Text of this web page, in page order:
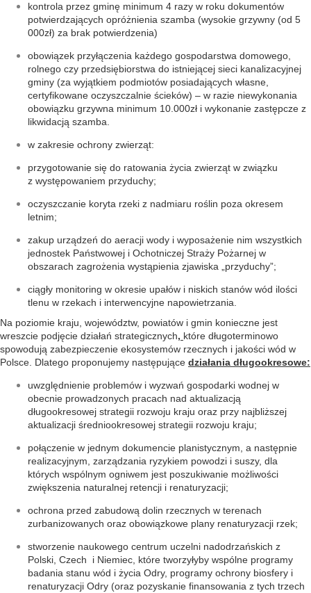
kontrola przez gminę minimum 4 razy w roku dokumentów
potwierdzających opróżnienia szamba (wysokie grzywny (od 5
000zł) za brak potwierdzenia)
obowiązek przyłączenia każdego gospodarstwa domowego,
rolnego czy przedsiębiorstwa do istniejącej sieci kanalizacyjnej
gminy (za wyjątkiem podmiotów posiadających własne,
certyfikowane oczyszczalnie ścieków) – w razie niewykonania
obowiązku grzywna minimum 10.000zł i wykonanie zastępcze z
likwidacją szamba.
w zakresie ochrony zwierząt:
przygotowanie się do ratowania życia zwierząt w związku
z występowaniem przyduchy;
oczyszczanie koryta rzeki z nadmiaru roślin poza okresem
letnim;
zakup urządzeń do aeracji wody i wyposażenie nim wszystkich
jednostek Państwowej i Ochotniczej Straży Pożarnej w
obszarach zagrożenia wystąpienia zjawiska „przyduchy”;
ciągły monitoring w okresie upałów i niskich stanów wód ilości
tlenu w rzekach i interwencyjne napowietrzania.
Na poziomie kraju, województw, powiatów i gmin konieczne jest
wreszcie podjęcie działań strategicznych, które długoterminowo
spowodują zabezpieczenie ekosystemów rzecznych i jakości wód w
Polsce. Dlatego proponujemy następujące działania długookresowe:
uwzględnienie problemów i wyzwań gospodarki wodnej w
obecnie prowadzonych pracach nad aktualizacją
długookresowej strategii rozwoju kraju oraz przy najbliższej
aktualizacji średniookresowej strategii rozwoju kraju;
połączenie w jednym dokumencie planistycznym, a następnie
realizacyjnym, zarządzania ryzykiem powodzi i suszy, dla
których wspólnym ogniwem jest poszukiwanie możliwości
zwiększenia naturalnej retencji i renaturyzacji;
ochrona przed zabudową dolin rzecznych w terenach
zurbanizowanych oraz obowiązkowe plany renaturyzacji rzek;
stworzenie naukowego centrum uczelni nadodrzańskich z
Polski, Czech i Niemiec, które tworzyłyby wspólne programy
badania stanu wód i życia Odry, programy ochrony biosfery i
renaturyzacji Odry (oraz pozyskanie finansowania z tych trzech